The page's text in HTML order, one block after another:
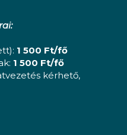
1 500 Ft/fő
1 500 Ft/fő
kérhető,